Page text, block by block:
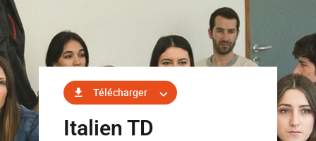
Télécharger
Italien TD